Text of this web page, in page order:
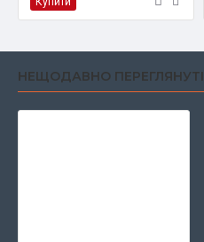
НЕЩОДАВНО ПЕРЕГЛЯНУТІ